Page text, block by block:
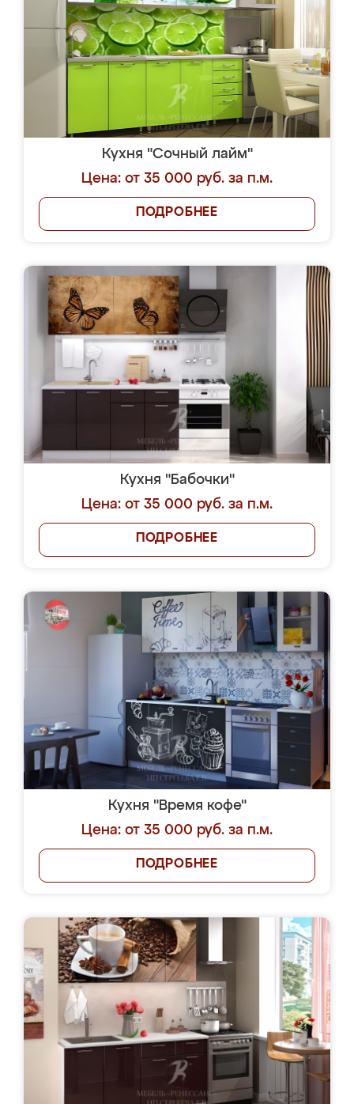
Кухня "Сочный лайм"
Цена: от 35 000 руб. за п.м.
ПОДРОБНЕЕ
Кухня "Бабочки"
Цена: от 35 000 руб. за п.м.
ПОДРОБНЕЕ
Кухня "Время кофе"
Цена: от 35 000 руб. за п.м.
ПОДРОБНЕЕ